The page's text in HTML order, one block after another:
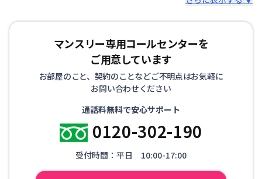
※お布団類は全て羽毛布団を設置。人数に合わせて敷
布団も追加可能です。
その他、調理器具セット、生活用品セット、お掃除セ
ットなどをオプションでご用意しています。
マンスリー専用コールセンターを
ご用意しています
お部屋のこと、契約のことなどご不明点はお気軽に
お問い合わせください
通話料無料で安心サポート
0120-302-190
受付時間：平日 10:00-17:00